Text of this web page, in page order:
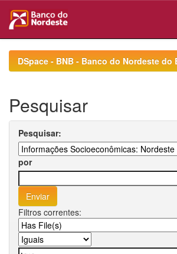
navigationDSpace - BNB - Banco do Nordeste do
Pesquisar
Pesquisar:
por
Filtros correntes: